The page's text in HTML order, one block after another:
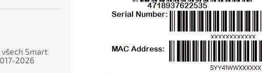
Smart
2026